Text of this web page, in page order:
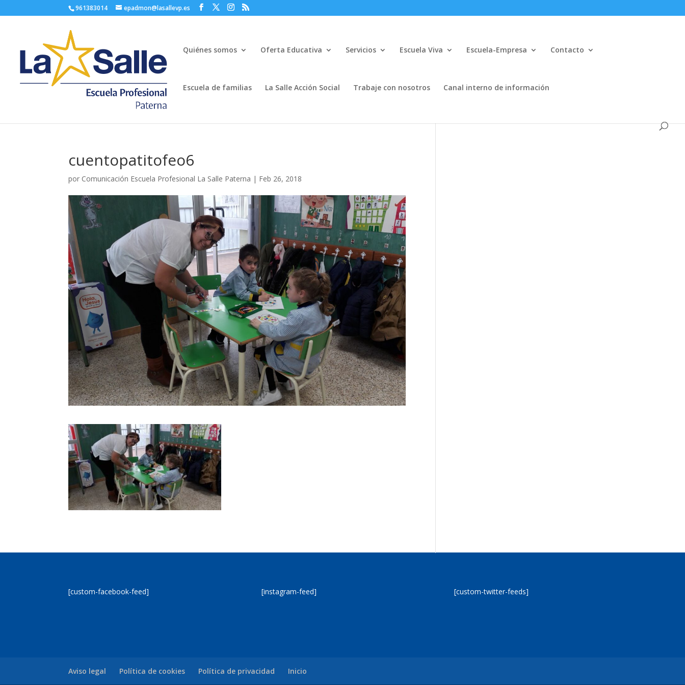
961383014 epadmon@lasallevp.es
Quiénes somos Oferta Educativa Servicios Escuela Viva Escuela-Empresa Contacto
Escuela de familias La Salle Acción Social Trabaje con nosotros Canal interno de información
cuentopatitofeo6
por Comunicación Escuela Profesional La Salle Paterna | Feb 26, 2018
[custom-facebook-feed] [instagram-feed] [custom-twitter-feeds]
Aviso legal Política de cookies Política de privacidad Inicio